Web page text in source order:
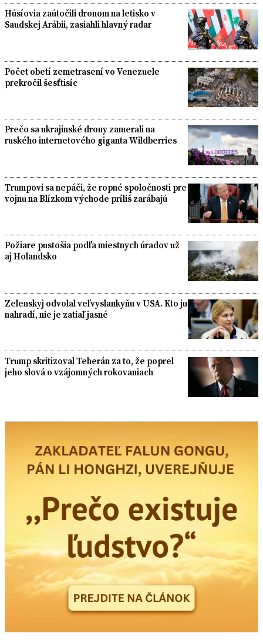
Húsíovia zaútočili dronom na letisko v
Saudskej Arábii, zasiahli hlavný radar
Počet obetí zemetrasení vo Venezuele
prekročil šesťtisíc
Prečo sa ukrajinské drony zamerali na
ruského internetového giganta Wildberries
Trumpovi sa nepáči, že ropné spoločnosti pre
vojnu na Blízkom východe príliš zarábajú
Požiare pustošia podľa miestnych úradov už
aj Holandsko
Zelenskyj odvolal veľvyslankyňu v USA. Kto ju
nahradí, nie je zatiaľ jasné
Trump skritizoval Teherán za to, že poprel
jeho slová o vzájomných rokovaniach